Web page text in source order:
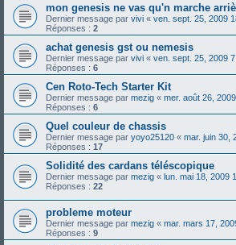
mon genesis ne vas qu'n marche
Dernier message par vivi « ven. sept. 25, 2009
Réponses : 2
achat genesis gst ou nemesis
Dernier message par vivi « ven. sept. 25, 2009
Réponses : 6
Cen Roto-Tech Starter Kit
Dernier message par mezig « mer. août 26,
Réponses : 6
Quel couleur de chassis
Dernier message par yoyo25120 « mar. juin 30,
Réponses : 17
Solidité des cardans téléscopique
Dernier message par mezig « lun. mai 18, 2009
Réponses : 22
probleme moteur
Dernier message par mezig « mar. mars 17,
Réponses : 9